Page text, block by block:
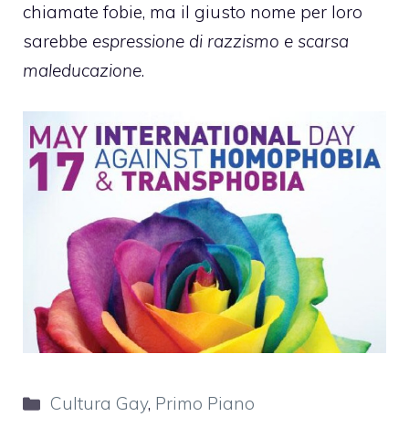
chiamate fobie, ma il giusto nome per loro
sarebbe espressione di razzismo e scarsa
maleducazione.
Categorie
Cultura Gay, Primo Piano